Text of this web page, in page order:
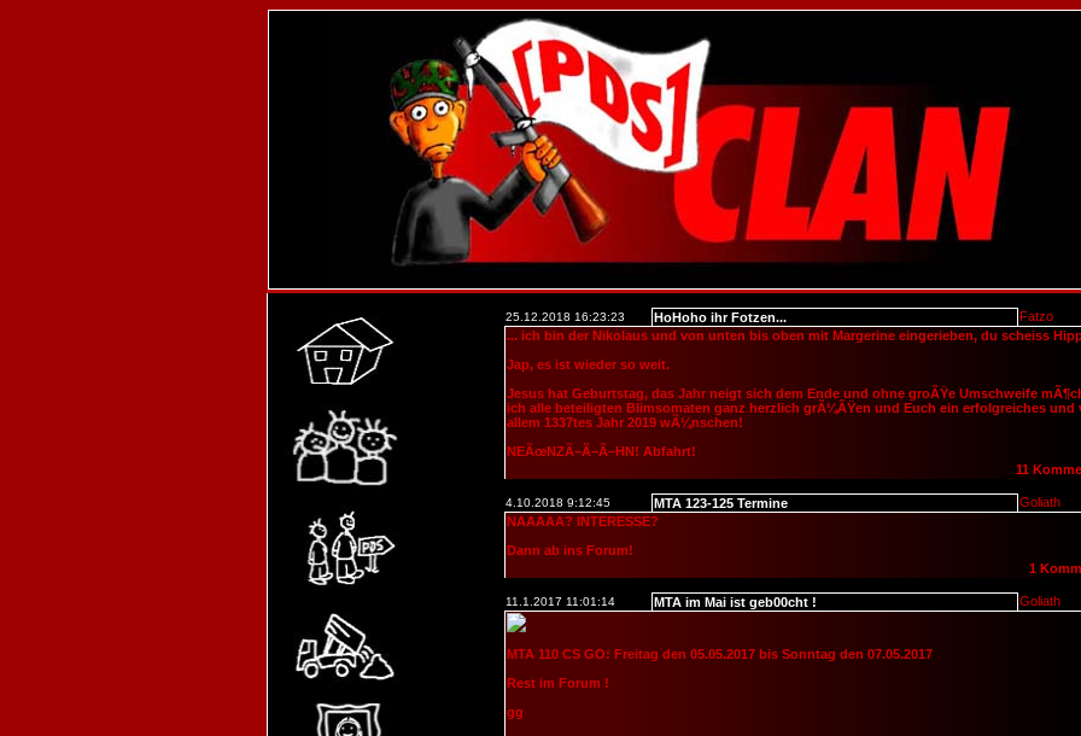
25.12.2018 16:23:23 HoHoho ihr Fotzen...
Fatzo
... ich bin der Nikolaus und von unten bis oben mit Margerine eingerieben, du scheiss
Jap, es ist wieder so weit.
Jesus hat Geburtstag, das Jahr neigt sich dem Ende und ohne groÃŸe Umschweife
ich alle beteiligten Blimsomaten ganz herzlich grÃ¼ÃŸen und Euch ein erfolgreiches und
allem 1337tes Jahr 2019 wÃ¼nschen!
NEÃœNZÃ–Ã–Ã–HN! Abfahrt!
11
4.10.2018 9:12:45 MTA 123-125 Termine
Goliath
NAAAAA? INTERESSE?
Dann ab ins Forum!
1
11.1.2017 11:01:14 MTA im Mai ist geb00cht ! Goliath
MTA 110 CS GO: Freitag den 05.05.2017 bis Sonntag den 07.05.2017
Rest im Forum !
gg